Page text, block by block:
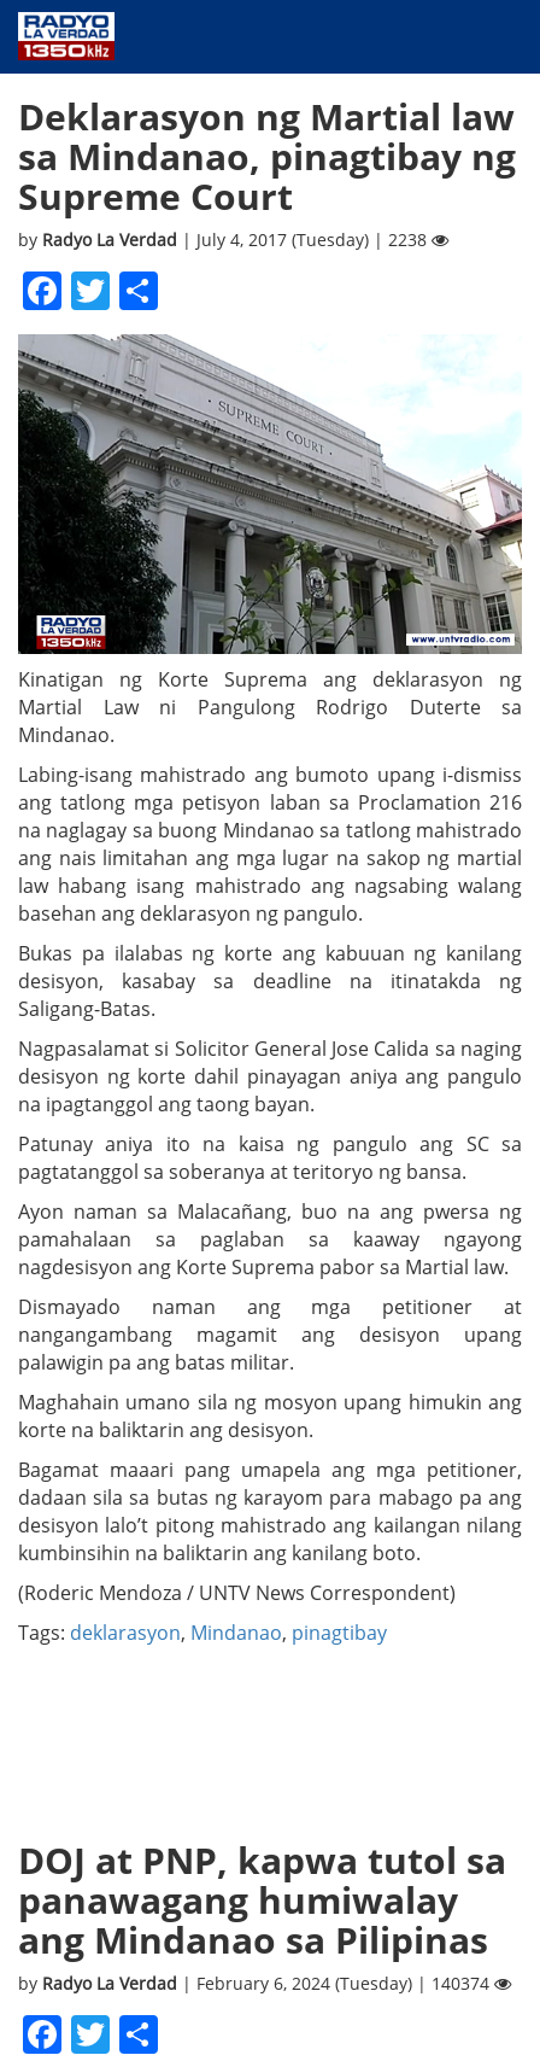
PUBLIC SERVICE
ANNOUNCEMENTS
PROGRAMS
ABOUT
Deklarasyon ng Martial law
sa Mindanao, pinagtibay ng
Supreme Court
by Radyo La Verdad | July 4, 2017 (Tuesday) | 2238
Facebook
Twitter
Kinatigan ng Korte Suprema ang deklarasyon ng
Martial Law ni Pangulong Rodrigo Duterte sa
Mindanao.
Labing-isang mahistrado ang bumoto upang i-dismiss
ang tatlong mga petisyon laban sa Proclamation 216
na naglagay sa buong Mindanao sa tatlong mahistrado
ang nais limitahan ang mga lugar na sakop ng martial
law habang isang mahistrado ang nagsabing walang
basehan ang deklarasyon ng pangulo.
Bukas pa ilalabas ng korte ang kabuuan ng kanilang
desisyon, kasabay sa deadline na itinatakda ng
Saligang-Batas.
Nagpasalamat si Solicitor General Jose Calida sa naging
desisyon ng korte dahil pinayagan aniya ang pangulo
na ipagtanggol ang taong bayan.
Patunay aniya ito na kaisa ng pangulo ang SC sa
pagtatanggol sa soberanya at teritoryo ng bansa.
Ayon naman sa Malacañang, buo na ang pwersa ng
pamahalaan sa paglaban sa kaaway ngayong
nagdesisyon ang Korte Suprema pabor sa Martial law.
Dismayado naman ang mga petitioner at
nangangambang magamit ang desisyon upang
palawigin pa ang batas militar.
Maghahain umano sila ng mosyon upang himukin ang
korte na baliktarin ang desisyon.
Bagamat maaari pang umapela ang mga petitioner,
dadaan sila sa butas ng karayom para mabago pa ang
desisyon lalo’t pitong mahistrado ang kailangan nilang
kumbinsihin na baliktarin ang kanilang boto.
(Roderic Mendoza / UNTV News Correspondent)
Tags: deklarasyon, Mindanao, pinagtibay
DOJ at PNP, kapwa tutol sa
panawagang humiwalay
ang Mindanao sa Pilipinas
by Radyo La Verdad | February 6, 2024 (Tuesday) | 140374
Facebook
Twitter